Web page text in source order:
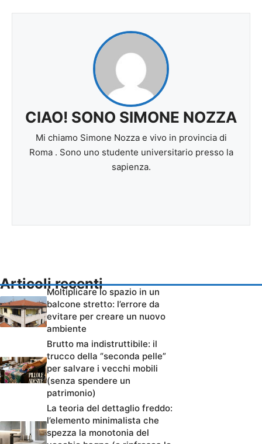
CIAO! SONO SIMONE NOZZA
Mi chiamo Simone Nozza e vivo in provincia di
Roma . Sono uno studente universitario presso la
sapienza.
Articoli recenti
Moltiplicare lo spazio in un
balcone stretto: l’errore da
evitare per creare un nuovo
ambiente
Brutto ma indistruttibile: il
trucco della “seconda pelle”
per salvare i vecchi mobili
(senza spendere un
patrimonio)
La teoria del dettaglio freddo:
l’elemento minimalista che
spezza la monotonia del